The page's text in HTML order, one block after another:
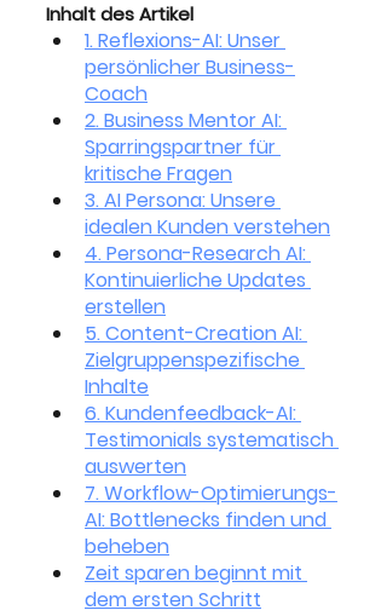
Inhalt des Artikel
1. Reflexions-AI: Unser
persönlicher Business-
Coach
2. Business Mentor AI:
Sparringspartner für
kritische Fragen
3. AI Persona: Unsere
idealen Kunden verstehen
4. Persona-Research AI:
Kontinuierliche Updates
erstellen
5. Content-Creation AI:
Zielgruppenspezifische
Inhalte
6. Kundenfeedback-AI:
Testimonials systematisch
auswerten
7. Workflow-Optimierungs-
AI: Bottlenecks finden und
beheben
Zeit sparen beginnt mit
dem ersten Schritt